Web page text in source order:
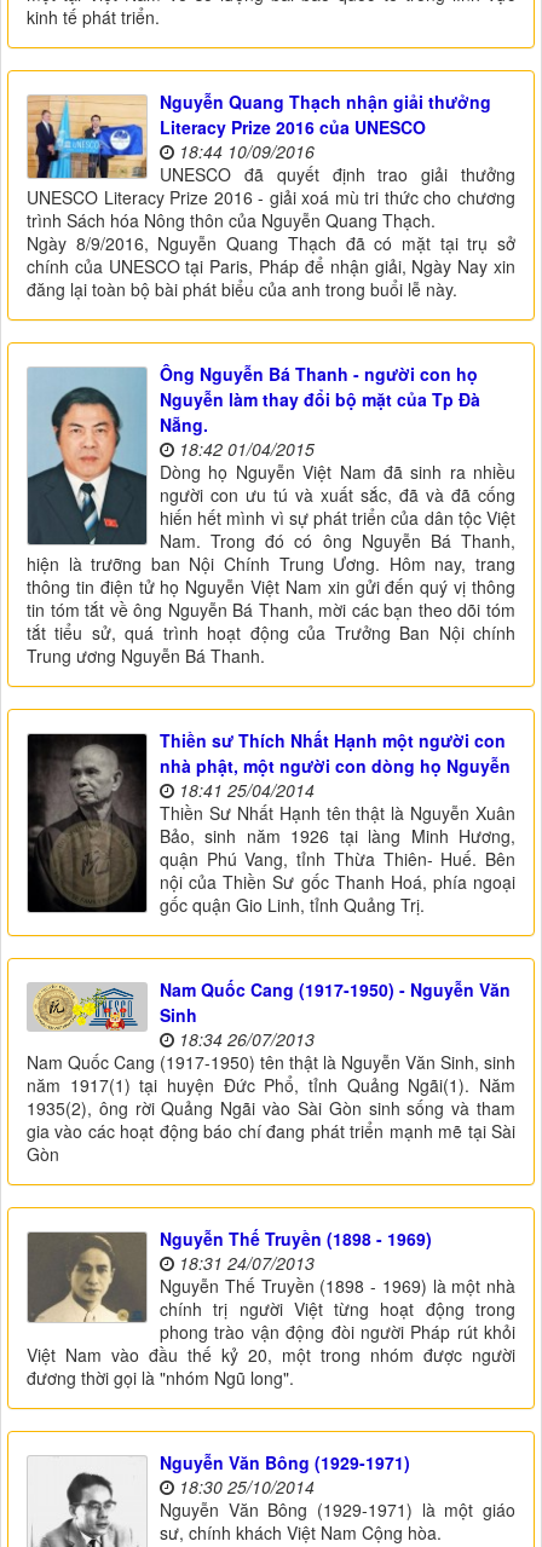
kinh tế phát triển.
Nguyễn Quang Thạch nhận giải thưởng
Literacy Prize 2016 của UNESCO
18:44 10/09/2016
UNESCO đã quyết định trao giải thưởng
UNESCO Literacy Prize 2016 - giải xoá mù tri thức cho chương
trình Sách hóa Nông thôn của Nguyễn Quang Thạch.
Ngày 8/9/2016, Nguyễn Quang Thạch đã có mặt tại trụ sở
chính của UNESCO tại Paris, Pháp để nhận giải, Ngày Nay xin
đăng lại toàn bộ bài phát biểu của anh trong buổi lễ này.
Ông Nguyễn Bá Thanh - người con họ
Nguyễn làm thay đổi bộ mặt của Tp Đà
Nẵng.
18:42 01/04/2015
Dòng họ Nguyễn Việt Nam đã sinh ra nhiều
người con ưu tú và xuất sắc, đã và đã cống
hiến hết mình vì sự phát triển của dân tộc Việt
Nam. Trong đó có ông Nguyễn Bá Thanh,
hiện là trưỡng ban Nội Chính Trung Ương. Hôm nay, trang
thông tin điện tử họ Nguyễn Việt Nam xin gửi đến quý vị thông
tin tóm tắt về ông Nguyễn Bá Thanh, mời các bạn theo dõi tóm
tắt tiểu sử, quá trình hoạt động của Trưởng Ban Nội chính
Trung ương Nguyễn Bá Thanh.
Thiền sư Thích Nhất Hạnh một người con
nhà phật, một người con dòng họ Nguyễn
18:41 25/04/2014
Thiền Sư Nhất Hạnh tên thật là Nguyễn Xuân
Bảo, sinh năm 1926 tại làng Minh Hương,
quận Phú Vang, tỉnh Thừa Thiên- Huế. Bên
nội của Thiền Sư gốc Thanh Hoá, phía ngoại
gốc quận Gio Linh, tỉnh Quảng Trị.
Nam Quốc Cang (1917-1950) - Nguyễn Văn
Sinh
18:34 26/07/2013
Nam Quốc Cang (1917-1950) tên thật là Nguyễn Văn Sinh, sinh
năm 1917(1) tại huyện Đức Phổ, tỉnh Quảng Ngãi(1). Năm
1935(2), ông rời Quảng Ngãi vào Sài Gòn sinh sống và tham
gia vào các hoạt động báo chí đang phát triển mạnh mẽ tại Sài
Gòn
Nguyễn Thế Truyền (1898 - 1969)
18:31 24/07/2013
Nguyễn Thế Truyền (1898 - 1969) là một nhà
chính trị người Việt từng hoạt động trong
phong trào vận động đòi người Pháp rút khỏi
Việt Nam vào đầu thế kỷ 20, một trong nhóm được người
đương thời gọi là "nhóm Ngũ long".
Nguyễn Văn Bông (1929-1971)
18:30 25/10/2014
Nguyễn Văn Bông (1929-1971) là một giáo
sư, chính khách Việt Nam Cộng hòa.